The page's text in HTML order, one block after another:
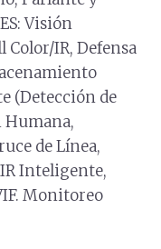
Visión
Color/IR, Defensa
(Detección de
de Línea,
Inteligente,
Monitoreo